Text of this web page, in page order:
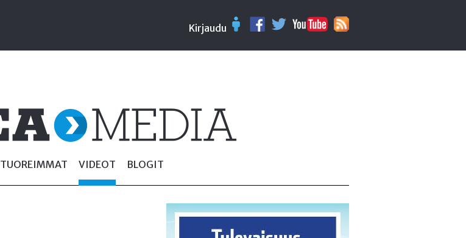
Kirjaudu
TUOREIMMAT VIDEOT BLOGIT